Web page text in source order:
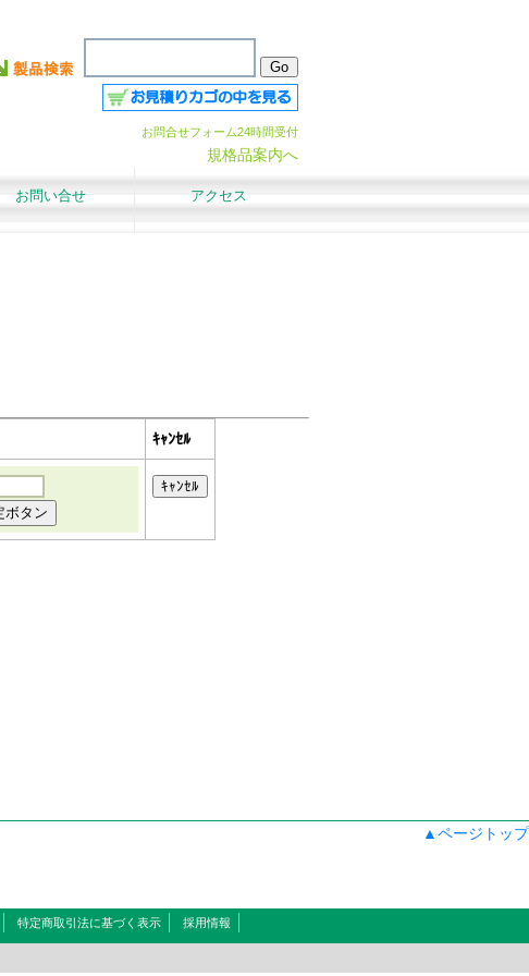
お問合せフォーム24時間受付
規格品案内へ
お問い合せ アクセス
ｷｬﾝｾﾙ
▲ページトップ
特定商取引法に基づく表示 採用情報